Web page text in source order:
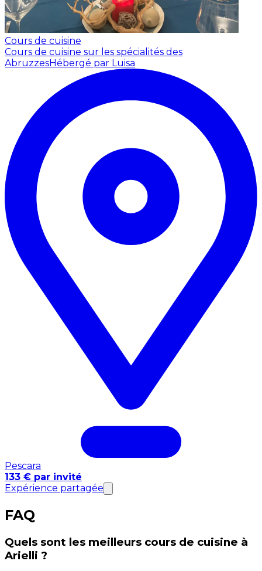
Cours de cuisine
Cours de cuisine sur les spécialités des
AbruzzesHébergé par Luisa
Pescara
133 € par invité
Expérience partagée
FAQ
Quels sont les meilleurs cours de cuisine à
Arielli ?